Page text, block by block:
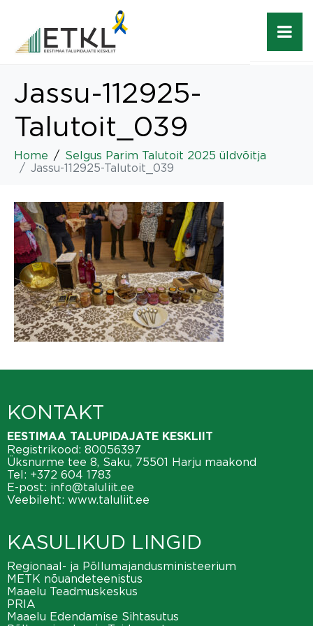
Jassu-112925-
Talutoit_039
Home
Selgus Parim Talutoit 2025 üldvõitja
Jassu-112925-Talutoit_039
KONTAKT
EESTIMAA TALUPIDAJATE KESKLIIT
Registrikood: 80056397
Üksnurme tee 8, Saku, 75501 Harju maakond
Tel: +372 604 1783
E-post: info@taluliit.ee
Veebileht: www.taluliit.ee
KASULIKUD LINGID
Regionaal- ja Põllumajandusministeerium
METK nõuandeteenistus
Maaelu Teadmuskeskus
PRIA
Maaelu Edendamise Sihtasutus